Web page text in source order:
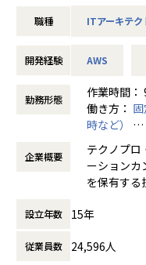
た。少子高
中小企業の
従来の企業
るというあ
ることが困
た、世界
題はより
て教育や
な不平等・
ました。
■コンセプ
「知」がひ
★フラットな組織文化
なバックグラウンドを持
務に取り組める
・要求検討段階から開発
解が深い状態で開発に臨
・事業課題の本質を理解
・技術的な課題感につい
で、「知の
いきます。
＜事業・サ
・プロシェ
ス：外部の
シェアし
・FLEXY
スのエンジ
解決するサ
・Open
企画立案、
多くの方のご応募をお待
【仕事内容詳細】
・提案、要件定義、基本
・詳細設計/構築/テスト/
●DXクラウドPL
・詳細設計/構築/テスト/
※ご希望やご経験、スキ
お任せいたします
【チーム体制】
2-3名のチームでプロジェ
今回募集するポジション
職種 ITアーキテク
開発経験 AWS
勤務形態
作業時間：
働き方：
時など）
時間外労
休憩時間：
企業概要
テクノプロ
ーションカ
を保有する
に渡ります
設立年数 15年
従業員数 24,596人